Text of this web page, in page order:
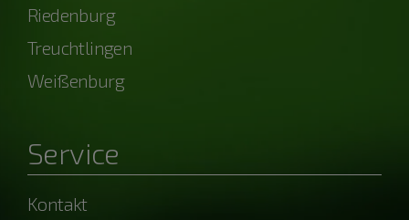
Riedenburg
Treuchtlingen
Weißenburg
Service
Kontakt